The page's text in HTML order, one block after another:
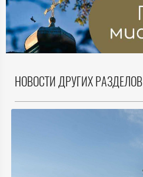
НОВОСТИ ДРУГИХ РАЗДЕЛОВ